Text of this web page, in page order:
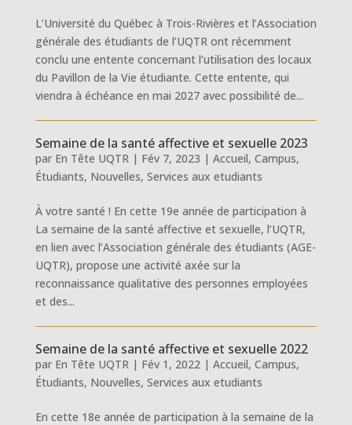
L’Université du Québec à Trois-Rivières et l’Association
générale des étudiants de l’UQTR ont récemment
conclu une entente concernant l’utilisation des locaux
du Pavillon de la Vie étudiante. Cette entente, qui
viendra à échéance en mai 2027 avec possibilité de...
Semaine de la santé affective et sexuelle 2023
par En Tête UQTR| Fév 7, 2023 | Accueil, Campus,
Étudiants, Nouvelles, Services aux etudiants
À votre santé ! En cette 19e année de participation à
La semaine de la santé affective et sexuelle, l’UQTR,
en lien avec l’Association générale des étudiants (AGE-
UQTR), propose une activité axée sur la
reconnaissance qualitative des personnes employées
et des...
Semaine de la santé affective et sexuelle 2022
par En Tête UQTR| Fév 1, 2022| Accueil, Campus,
Étudiants, Nouvelles, Services aux etudiants
En cette 18e année de participation à la semaine de la